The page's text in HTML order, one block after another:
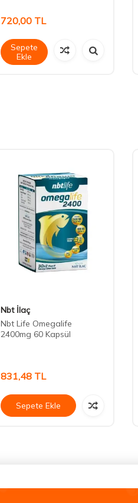
720,00 TL
Sepete
Ekle
Nbt İlaç
Nbt Life Omegalife
2400mg 60 Kapsül
831,48 TL
Sepete Ekle